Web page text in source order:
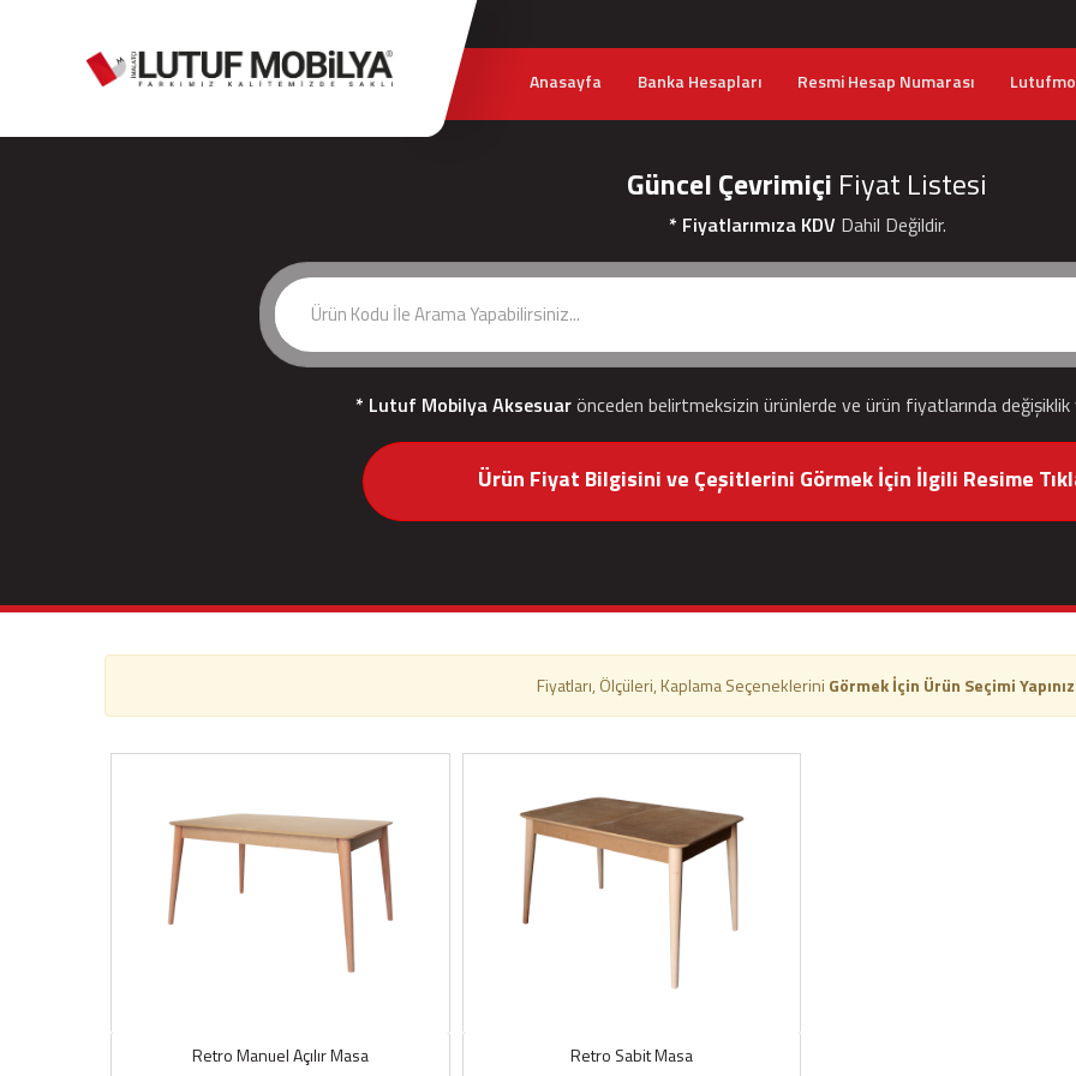
Anasayfa Banka Hesapları Resmi Hesap Numarası
Güncel Çevrimiçi Fiyat Listesi
* Fiyatlarımıza KDV Dahil Değildir.
* Lutuf Mobilya Aksesuarönceden belirtmeksizin ürünlerde ve ürün fiyatlarında değişiklik
Ürün Fiyat Bilgisini ve Çeşitlerini Görmek İçin İlgili Resime
Fiyatları, Ölçüleri, Kaplama Seçeneklerini Görmek İçin Ürün Seçimi Yapınız
Retro Manuel Açılır Masa Retro Sabit Masa